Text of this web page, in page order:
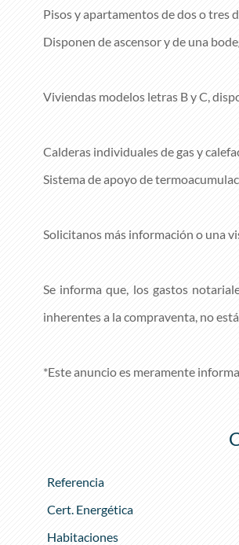
Pisos y apartamentos de dos o tres
Disponen de ascensor y de una
Viviendas modelos letras B y C,
Calderas individuales de gas y
Sistema de apoyo de
Solicitanos más información o una
Se informa que, los gastos
inherentes a la compraventa, no
*Este anuncio es meramente
Referencia
Cert. Energética
Habitaciones